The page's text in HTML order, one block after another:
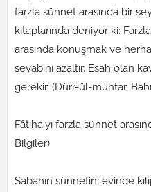
farzla sünnet arasında bir
kitaplarında deniyor ki:
arasında konuşmak ve
sevabını azaltır. Esah olan
gerekir. (Dürr-ül-muhtar,
Fâtiha'yı farzla sünnet
Bilgiler)
Sabahın sünnetini evinde